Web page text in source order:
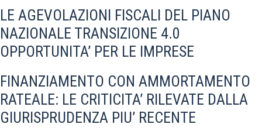
LE AGEVOLAZIONI FISCALI DEL PIANO
NAZIONALE TRANSIZIONE 4.0
OPPORTUNITA’ PER LE IMPRESE
FINANZIAMENTO CON AMMORTAMENTO
RATEALE: LE CRITICITA’ RILEVATE DALLA
GIURISPRUDENZA PIU’ RECENTE